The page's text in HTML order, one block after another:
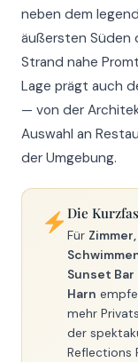
neben dem
äußersten Süden
Strand nahe
Lage prägt auch
— von der
Auswahl an
der Umgebung.
Die
Für
Sunset Bar
Harn
mehr
der
Reflections